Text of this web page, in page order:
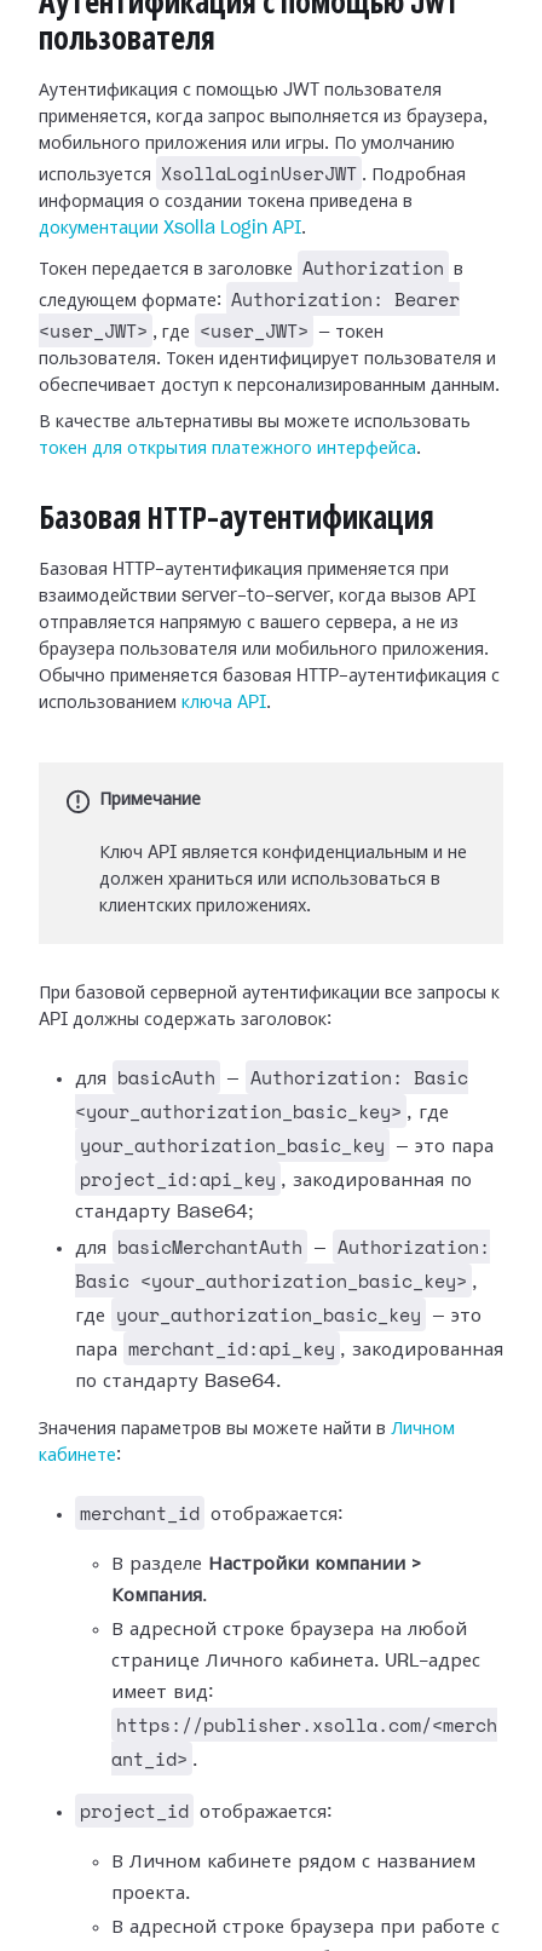
пользователя
Аутентификация с помощью JWT пользователя
применяется, когда запрос выполняется из браузера,
мобильного приложения или игры. По умолчанию
используется
XsollaLoginUserJWT . Подробная
информация о создании токена приведена в
документации Xsolla Login API.
Токен передается в заголовке Authorization
в
следующем формате:
Authorization: Bearer
<user_JWT> , где <user_JWT>
— токен
пользователя. Токен идентифицирует пользователя и
обеспечивает доступ к персонализированным данным.
В качестве альтернативы вы можете использовать
токен для открытия платежного интерфейса.
Базовая HTTP-аутентификация
Базовая HTTP-аутентификация применяется при
взаимодействии server-to-server, когда вызов API
отправляется напрямую с вашего сервера, а не из
браузера пользователя или мобильного приложения.
Обычно применяется базовая HTTP-аутентификация с
использованием ключа API.
Примечание
Ключ API является конфиденциальным и не
должен храниться или использоваться в
клиентских приложениях.
При базовой серверной аутентификации все запросы к
API должны содержать заголовок:
для basicAuth —
Authorization: Basic
<your_authorization_basic_key> , где
your_authorization_basic_key — это пара
project_id:api_key , закодированная по
стандарту Base64;
для
basicMerchantAuth —
Authorization:
Basic <your_authorization_basic_key> ,
где
your_authorization_basic_key
— это
пара
merchant_id:api_key , закодированная
по стандарту Base64.
Значения параметров вы можете найти в Личном
кабинете:
merchant_id отображается:
В разделе Настройки компании >
Компания.
В адресной строке браузера на любой
странице Личного кабинета. URL-адрес
имеет вид:
https://publisher.xsolla.com/<merch
ant_id> .
project_id отображается:
В Личном кабинете рядом с названием
проекта.
В адресной строке браузера при работе с